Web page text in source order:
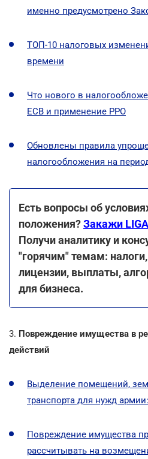
именно предусмотрено
ТОП-10 налоговых
времени
Что нового в
ЕСВ и применение РРО
Обновлены правила
налогообложения на
Есть вопросы об
положения?Закажи
Получи аналитику и
"горячим" темам:
лицензии, выплаты,
для бизнеса.
3. Повреждение имущества в
действий
Выделение помещений,
транспорта для нужд
Повреждение имущества
рассчитывать на